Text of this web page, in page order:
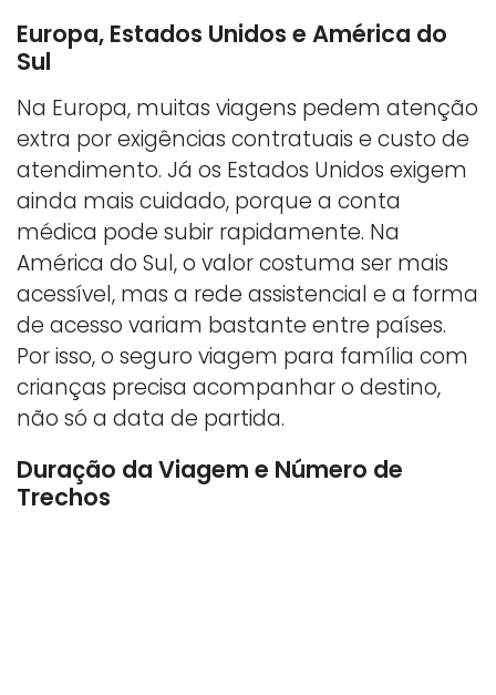
Europa, Estados Unidos e América do
Sul
Na Europa, muitas viagens pedem atenção
extra por exigências contratuais e custo de
atendimento. Já os Estados Unidos exigem
ainda mais cuidado, porque a conta
médica pode subir rapidamente. Na
América do Sul, o valor costuma ser mais
acessível, mas a rede assistencial e a forma
de acesso variam bastante entre países.
Por isso, o seguro viagem para família com
crianças precisa acompanhar o destino,
não só a data de partida.
Duração da Viagem e Número de
Trechos